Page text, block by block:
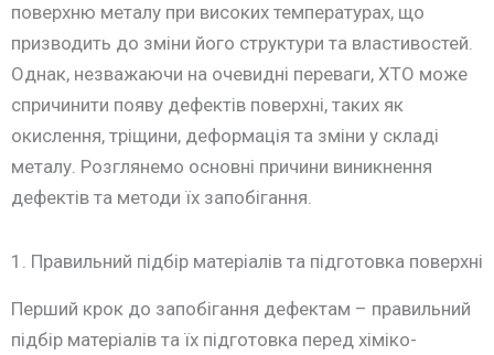
поверхню металу при високих температурах, що
призводить до зміни його структури та властивостей.
Однак, незважаючи на очевидні переваги, ХТО може
спричинити появу дефектів поверхні, таких як
окислення, тріщини, деформація та зміни у складі
металу. Розглянемо основні причини виникнення
дефектів та методи їх запобігання.
1. Правильний підбір матеріалів та підготовка поверхні
Перший крок до запобігання дефектам – правильний
підбір матеріалів та їх підготовка перед хіміко-